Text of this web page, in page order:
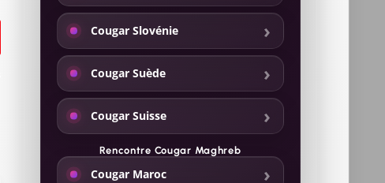
Cougar Slovénie
Cougar Suède
Cougar Suisse
Rencontre Cougar Maghreb
Cougar Maroc